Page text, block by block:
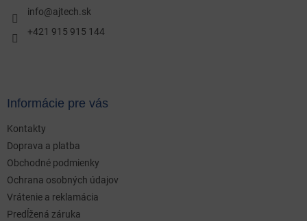
info@ajtech.sk
+421 915 915 144
Informácie pre vás
Kontakty
Doprava a platba
Obchodné podmienky
Ochrana osobných údajov
Vrátenie a reklamácia
Predĺžená záruka